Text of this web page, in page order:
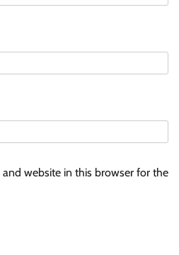
and website in this browser for the